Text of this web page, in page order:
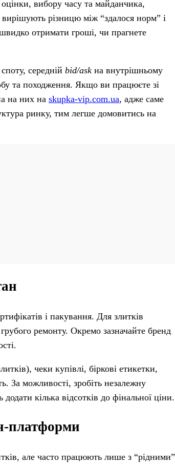
вибору часу та майданчика,
вирішують різницю між “здалося норм” і
отримати гроші, чи прагнете
середній bid/ask на внутрішньому
та походження. Якщо ви працюєте зі
на них на skupka-vip.com.ua, адже саме
ринку, тим легше домовитись на
і пакування. Для злитків
ремонту. Окремо зазначайте бренд
чеки купівлі, біркові етикетки,
За можливості, зробіть незалежну
кілька відсотків до фінальної ціни.
платформи
але часто працюють лише з “рідними”